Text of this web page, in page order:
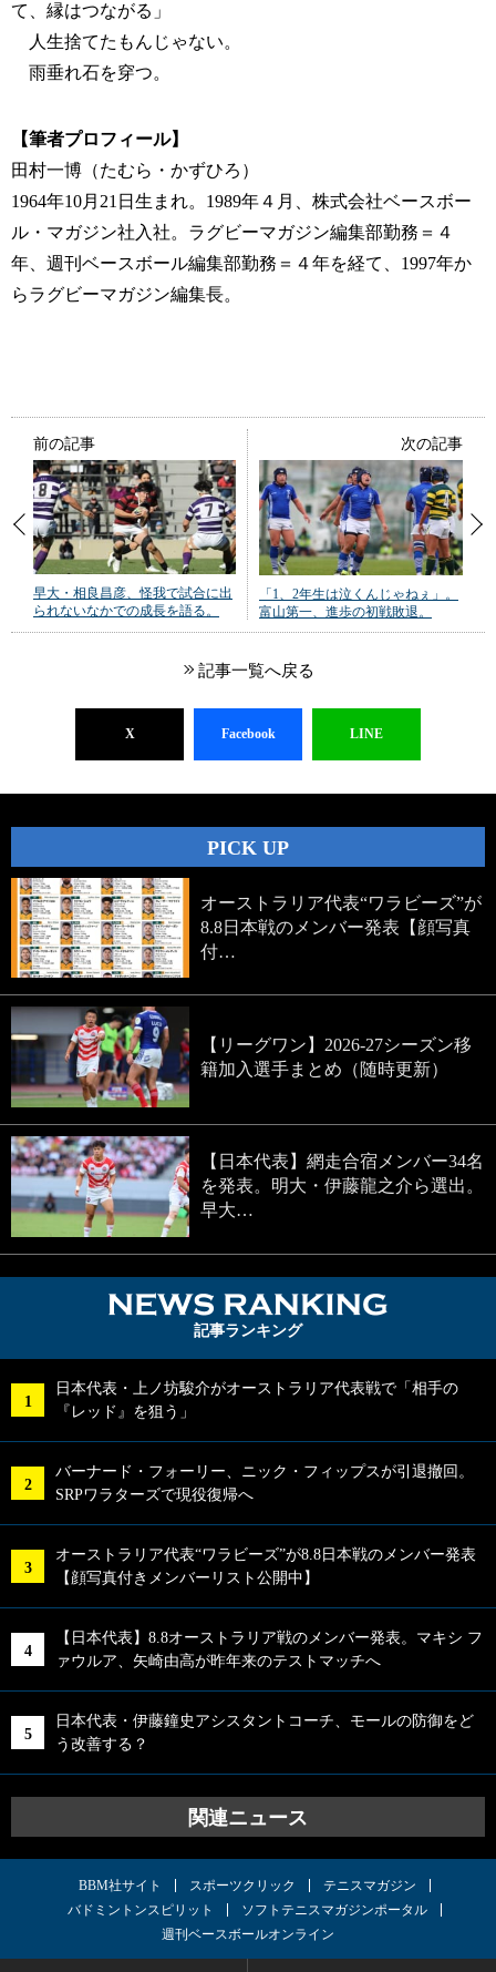
て、縁はつながる」
人生捨てたもんじゃない。
雨垂れ石を穿つ。
【筆者プロフィール】
田村一博（たむら・かずひろ）
1964年10月21日生まれ。1989年４月、株式会社ベースボー
ル・マガジン社入社。ラグビーマガジン編集部勤務＝４
年、週刊ベースボール編集部勤務＝４年を経て、1997年か
らラグビーマガジン編集長。
前の記事
早大・相良昌彦、怪我で試合に出
られないなかでの成長を語る。
次の記事
「1、2年生は泣くんじゃねぇ」。
富山第一、進歩の初戦敗退。
記事一覧へ戻る
X Facebook LINE
PICK UP
オーストラリア代表“ワラビーズ”が
8.8日本戦のメンバー発表【顔写真
付…
【リーグワン】2026-27シーズン移
籍加入選手まとめ（随時更新）
【日本代表】網走合宿メンバー34名
を発表。明大・伊藤龍之介ら選出。
早大…
記事ランキング
日本代表・上ノ坊駿介がオーストラリア代表戦で「相手の
『レッド』を狙う」
バーナード・フォーリー、ニック・フィップスが引退撤回。
SRPワラターズで現役復帰へ
オーストラリア代表“ワラビーズ”が8.8日本戦のメンバー発表
【顔写真付きメンバーリスト公開中】
【日本代表】8.8オーストラリア戦のメンバー発表。マキシ フ
ァウルア、矢崎由高が昨年来のテストマッチへ
日本代表・伊藤鐘史アシスタントコーチ、モールの防御をど
う改善する？
関連ニュース
BBM社サイト スポーツクリック
テニスマガジン
バドミントンスピリット
ソフトテニスマガジンポータル
週刊ベースボールオンライン